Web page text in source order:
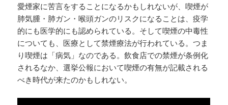
愛煙家に苦言をすることになるかもしれないが、喫煙が
肺気腫・肺ガン・喉頭ガンのリスクになることは、疫学
的にも医学的にも認められている。そして喫煙の中毒性
についても、医療として禁煙療法が行われている。つま
り喫煙は「病気」なのである。飲食店での禁煙が条例化
されるなか、選挙公報において喫煙の有無が記載される
べき時代が来たのかもしれない。